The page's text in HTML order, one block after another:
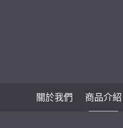
關於我們 商品介紹